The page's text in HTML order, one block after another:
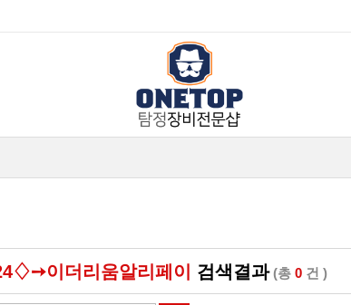
이더리움알리페이 검색결과(총 0 건 )